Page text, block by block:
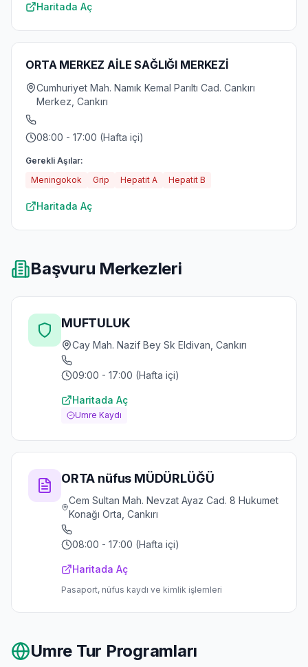
Haritada Aç
ORTA MERKEZ AİLE SAĞLIĞI MERKEZİ
Cumhuriyet Mah. Namık Kemal Parıltı Cad. Cankırı
Merkez, Cankırı
08:00 - 17:00 (Hafta içi)
Gerekli Aşılar:
Meningokok
Grip Hepatit A Hepatit B
Haritada Aç
Başvuru Merkezleri
MUFTULUK
Cay Mah. Nazif Bey Sk Eldivan, Cankırı
09:00 - 17:00 (Hafta içi)
Haritada Aç
Umre Kaydı
ORTA nüfus MÜDÜRLÜĞÜ
Cem Sultan Mah. Nevzat Ayaz Cad. 8 Hukumet
Konağı Orta, Cankırı
08:00 - 17:00 (Hafta içi)
Haritada Aç
Pasaport, nüfus kaydı ve kimlik işlemleri
Umre Tur Programları